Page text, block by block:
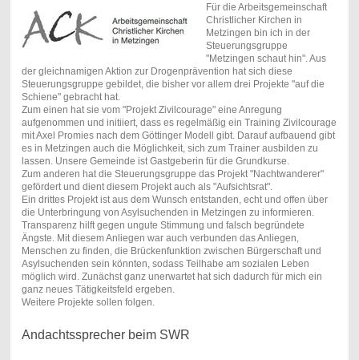
Für die Arbeitsgemeinschaft
Christlicher Kirchen in
Metzingen bin ich in der
Steuerungsgruppe
"Metzingen schaut hin". Aus
der gleichnamigen Aktion zur Drogenprävention hat sich diese
Steuerungsgruppe gebildet, die bisher vor allem drei Projekte "auf die
Schiene" gebracht hat.
Zum einen hat sie vom "Projekt Zivilcourage" eine Anregung
aufgenommen und initiiert, dass es regelmäßig ein Training Zivilcourage
mit Axel Promies nach dem Göttinger Modell gibt. Darauf aufbauend gibt
es in Metzingen auch die Möglichkeit, sich zum Trainer ausbilden zu
lassen. Unsere Gemeinde ist Gastgeberin für die Grundkurse.
Zum anderen hat die Steuerungsgruppe das Projekt "Nachtwanderer"
gefördert und dient diesem Projekt auch als "Aufsichtsrat".
Ein drittes Projekt ist aus dem Wunsch entstanden, echt und offen über
die Unterbringung von Asylsuchenden in Metzingen zu informieren.
Transparenz hilft gegen ungute Stimmung und falsch begründete
Ängste. Mit diesem Anliegen war auch verbunden das Anliegen,
Menschen zu finden, die Brückenfunktion zwischen Bürgerschaft und
Asylsuchenden sein könnten, sodass Teilhabe am sozialen Leben
möglich wird. Zunächst ganz unerwartet hat sich dadurch für mich ein
ganz neues Tätigkeitsfeld ergeben.
Weitere Projekte sollen folgen.
Andachtssprecher beim SWR